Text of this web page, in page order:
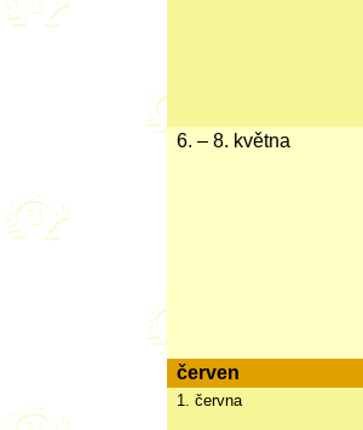
6. – 8. května
červen
1. června